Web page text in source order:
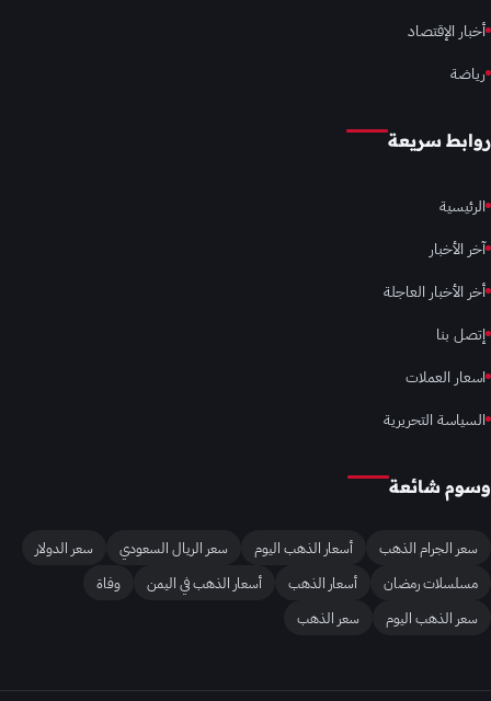
أخبار الإقتصاد
رياضة
روابط سريعة
الرئيسية
آخر الأخبار
أخر الأخبار العاجلة
إتصل بنا
اسعار العملات
السياسة التحريرية
وسوم شائعة
سعر الجرام الذهب أسعار الذهب اليوم سعر الريال السعودي
سعر الدولار
مسلسلات رمضان
أسعار الذهب أسعار الذهب في اليمن
وفاة
سعر الذهب اليوم
سعر الذهب